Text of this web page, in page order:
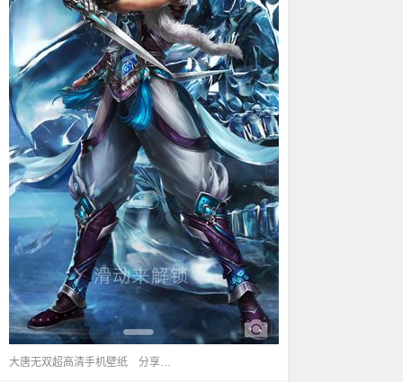
大唐无双超高清手机壁纸 分享：じ☆ve★以起之灵ミ 原帖地址：http://dtws.netease.com/thread-713846-1-1.html